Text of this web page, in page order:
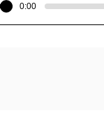
0:00